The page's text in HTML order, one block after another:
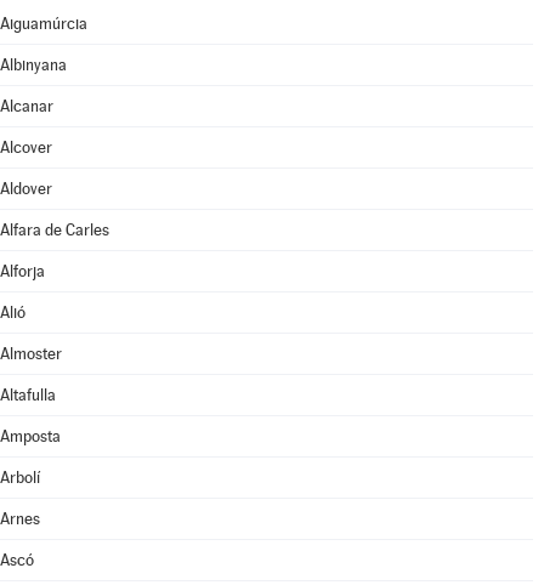
Aiguamúrcia
Albinyana
Alcanar
Alcover
Aldover
Alfara de Carles
Alforja
Alió
Almoster
Altafulla
Amposta
Arbolí
Arnes
Ascó